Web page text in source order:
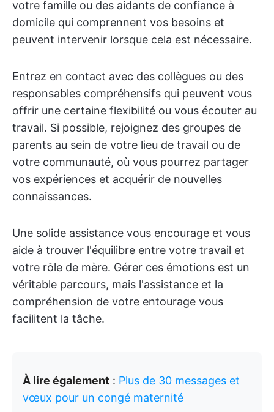
votre famille ou des aidants de confiance à
domicile qui comprennent vos besoins et
peuvent intervenir lorsque cela est nécessaire.
Entrez en contact avec des collègues ou des
responsables compréhensifs qui peuvent vous
offrir une certaine flexibilité ou vous écouter au
travail. Si possible, rejoignez des groupes de
parents au sein de votre lieu de travail ou de
votre communauté, où vous pourrez partager
vos expériences et acquérir de nouvelles
connaissances.
Une solide assistance vous encourage et vous
aide à trouver l'équilibre entre votre travail et
votre rôle de mère. Gérer ces émotions est un
véritable parcours, mais l'assistance et la
compréhension de votre entourage vous
facilitent la tâche.
À lire également : Plus de 30 messages et
vœux pour un congé maternité